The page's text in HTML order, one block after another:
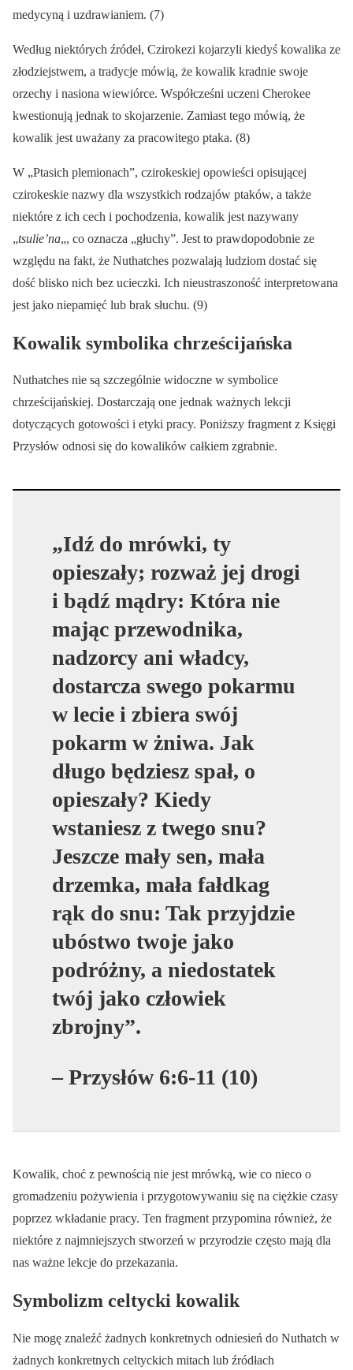
medycyną i uzdrawianiem. (7)
Według niektórych źródeł, Czirokezi kojarzyli kiedyś kowalika ze
złodziejstwem, a tradycje mówią, że kowalik kradnie swoje
orzechy i nasiona wiewiórce. Współcześni uczeni Cherokee
kwestionują jednak to skojarzenie. Zamiast tego mówią, że
kowalik jest uważany za pracowitego ptaka. (8)
W „Ptasich plemionach”, czirokeskiej opowieści opisującej
czirokeskie nazwy dla wszystkich rodzajów ptaków, a także
niektóre z ich cech i pochodzenia, kowalik jest nazywany
„tsulie’na„, co oznacza „głuchy”. Jest to prawdopodobnie ze
względu na fakt, że Nuthatches pozwalają ludziom dostać się
dość blisko nich bez ucieczki. Ich nieustraszoność interpretowana
jest jako niepamięć lub brak słuchu. (9)
Kowalik symbolika chrześcijańska
Nuthatches nie są szczególnie widoczne w symbolice
chrześcijańskiej. Dostarczają one jednak ważnych lekcji
dotyczących gotowości i etyki pracy. Poniższy fragment z Księgi
Przysłów odnosi się do kowalików całkiem zgrabnie.
„Idź do mrówki, ty
opieszały; rozważ jej drogi
i bądź mądry: Która nie
mając przewodnika,
nadzorcy ani władcy,
dostarcza swego pokarmu
w lecie i zbiera swój
pokarm w żniwa. Jak
długo będziesz spał, o
opieszały? Kiedy
wstaniesz z twego snu?
Jeszcze mały sen, mała
drzemka, mała fałdkag
rąk do snu: Tak przyjdzie
ubóstwo twoje jako
podróżny, a niedostatek
twój jako człowiek
zbrojny”.
– Przysłów 6:6-11 (10)
Kowalik, choć z pewnością nie jest mrówką, wie co nieco o
gromadzeniu pożywienia i przygotowywaniu się na ciężkie czasy
poprzez wkładanie pracy. Ten fragment przypomina również, że
niektóre z najmniejszych stworzeń w przyrodzie często mają dla
nas ważne lekcje do przekazania.
Symbolizm celtycki kowalik
Nie mogę znaleźć żadnych konkretnych odniesień do Nuthatch w
żadnych konkretnych celtyckich mitach lub źródłach